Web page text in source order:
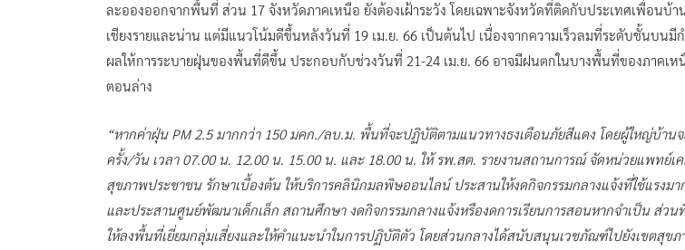
ละอองออกจากพื้นที่ ส่วน 17 จังหวัดภาคเหนือ ยังต้องเฝ้าระวัง โดยเฉพาะจังหวัดที่ติดกับประเทศเพื่อนบ้า
เชียงรายและน่าน แต่มีแนวโน้มดีขึ้นหลังวันที่ 19 เม.ย. 66 เป็นต้นไป เนื่องจากความเร็วลมที่ระดับชั้นบนมี
ผลให้การระบายฝุ่นของพื้นที่ดีขึ้น ประกอบกับช่วงวันที่ 21-24 เม.ย. 66 อาจมีฝนตกในบางพื้นที่ของภาคเ
ตอนล่าง
“หากค่าฝุ่น PM 2.5 มากกว่า 150 มคก./ลบ.ม. พื้นที่จะปฏิบัติตามแนวทางธงเตือนภัยสีแดง โดยผู้ใหญ่บ้านจ
ครั้ง/วัน เวลา 07.00 น. 12.00 น. 15.00 น. และ 18.00 น. ให้ รพ.สต. รายงานสถานการณ์ จัดหน่วยแพทย์เ
สุขภาพประชาชน รักษาเบื้องต้น ให้บริการคลินิกมลพิษออนไลน์ ประสานให้งดกิจกรรมกลางแจ้งที่ใช้แรงมา
และประสานศูนย์พัฒนาเด็กเล็ก สถานศึกษา งดกิจกรรมกลางแจ้งหรืองดการเรียนการสอนหากจำเป็น ส่ว
ให้ลงพื้นที่เยี่ยมกลุ่มเสี่ยงและให้คำแนะนำในการปฏิบัติตัว โดยส่วนกลางได้สนับสนุนเวชภัณฑ์ไปยังเขตสุข